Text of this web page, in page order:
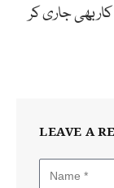
جاری کر
LEAVE A